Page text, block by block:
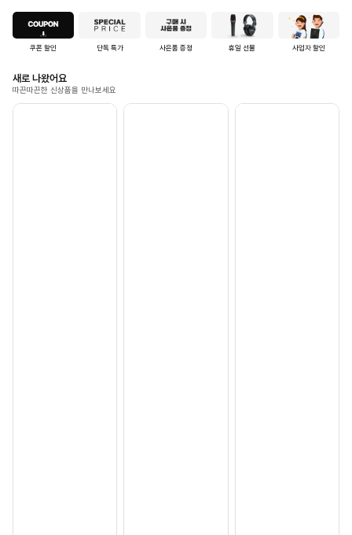
쿠폰 할인 단독 특가 사은품 증정 휴일 선물 사업자 할인
새로 나왔어요
따끈따끈한 신상품을 만나보세요